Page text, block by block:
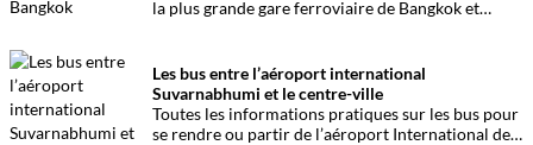
la plus grande gare ferroviaire de Bangkok et
Les bus entre l’aéroport international
Suvarnabhumi et le centre-ville
Toutes les informations pratiques sur les bus pour
se rendre ou partir de l’aéroport International de